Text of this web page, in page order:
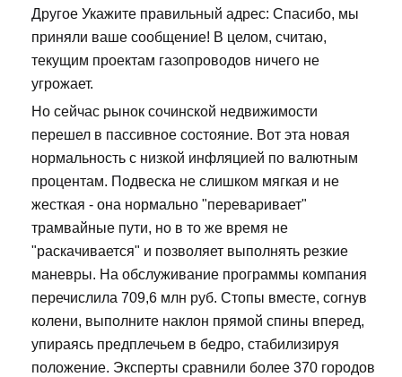
Другое Укажите правильный адрес: Спасибо, мы
приняли ваше сообщение! В целом, считаю,
текущим проектам газопроводов ничего не
угрожает.
Но сейчас рынок сочинской недвижимости
перешел в пассивное состояние. Вот эта новая
нормальность с низкой инфляцией по валютным
процентам. Подвеска не слишком мягкая и не
жесткая - она нормально "переваривает"
трамвайные пути, но в то же время не
"раскачивается" и позволяет выполнять резкие
маневры. На обслуживание программы компания
перечислила 709,6 млн руб. Стопы вместе, согнув
колени, выполните наклон прямой спины вперед,
упираясь предплечьем в бедро, стабилизируя
положение. Эксперты сравнили более 370 городов